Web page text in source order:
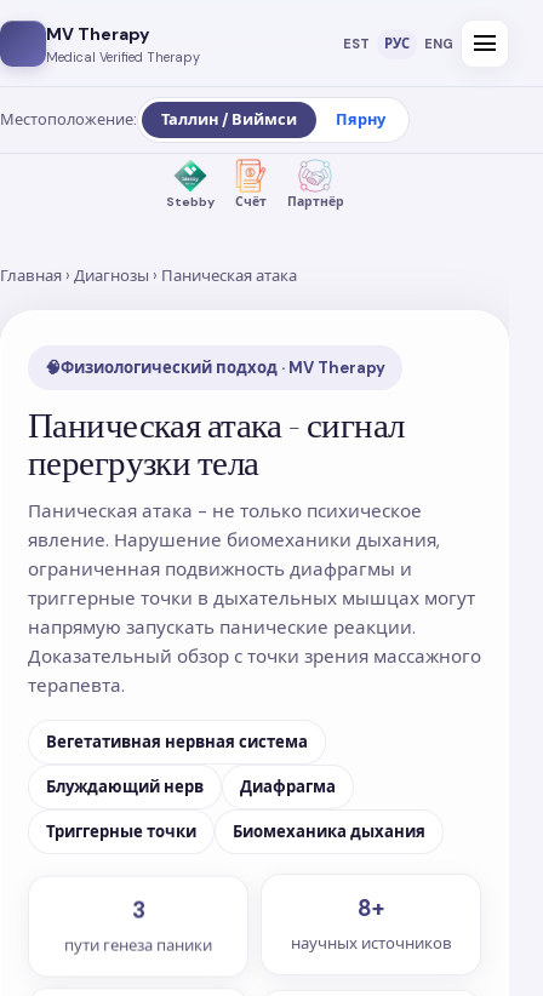
MV Therapy
Medical Verified Therapy
EST РУС ENG menu
Местоположение: Таллин / Виймси Пярну
Stebby Счёт Партнёр
Главная › Диагнозы › Паническая атака
🧠Физиологический подход · MV Therapy
Паническая атака - сигнал
перегрузки тела
Паническая атака - не только психическое
явление. Нарушение биомеханики дыхания,
ограниченная подвижность диафрагмы и
триггерные точки в дыхательных мышцах могут
напрямую запускать панические реакции.
Доказательный обзор с точки зрения массажного
терапевта.
Вегетативная нервная система
Блуждающий нерв Диафрагма
Триггерные точки Биомеханика дыхания
3
пути генеза паники
8+
научных источников